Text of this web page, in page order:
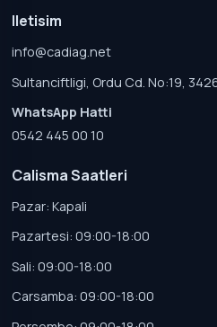
Iletisim
info@cadiag.net
Sultanciftligi, Ordu Cd. No:19,
WhatsApp Hatti
0542 445 00 10
Calisma Saatleri
Pazar: Kapali
Pazartesi: 09:00-18:00
Sali: 09:00-18:00
Carsamba: 09:00-18:00